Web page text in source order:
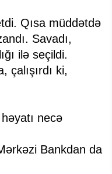
Qısa müddətdə
Savadı,
ilə seçildi.
çalışırdı ki,
necə
Bankdan da